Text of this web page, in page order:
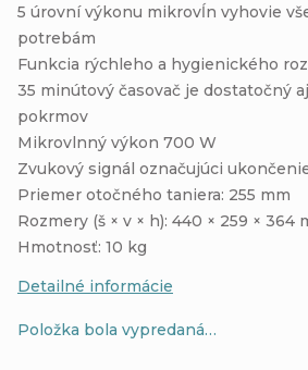
Položka bola vypredaná…
5 úrovní výkonu mikrovĺn vyhovie
potrebám
Funkcia rýchleho a hygienického
35 minútový časovač je dostatočný
pokrmov
Mikrovlnný výkon 700 W
Zvukový signál označujúci
Priemer otočného taniera: 255 mm
Rozmery (š × v × h): 440 × 259 × 364
Hmotnosť: 10 kg
Detailné informácie